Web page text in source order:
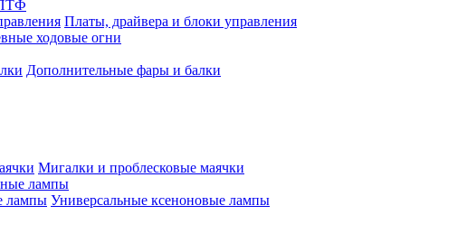
Платы, драйвера и блоки управления
ходовые огни
Дополнительные фары и балки
Мигалки и проблесковые маячки
лампы
Универсальные ксеноновые лампы